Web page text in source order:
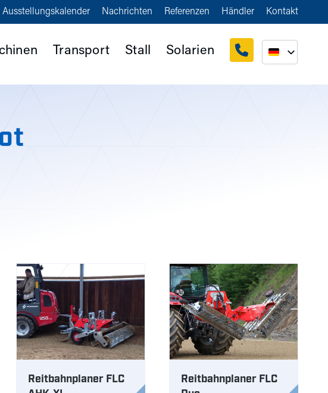
Ausstellungskalender Nachrichten Referenzen Händler Kontakt
Transport Stall Solarien
Reitbahnplaner FLC
Reitbahnplaner FLC